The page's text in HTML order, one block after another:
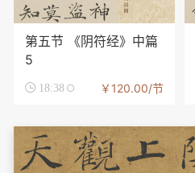
第五节 《阴符经》中篇
5
 18:38 ￥120.00/节